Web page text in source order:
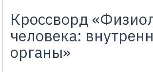
Кроссворд
человека:
органы»